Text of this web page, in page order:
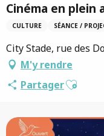
Cinéma en plein
CULTURE SÉANCE /
City Stade, rue des
M'y rendre
PartagerAjouter